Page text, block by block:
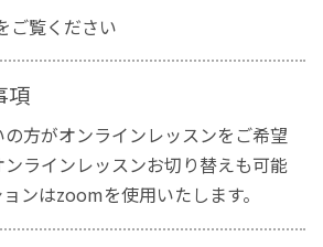
ご覧ください
項
の方がオンラインレッスンをご希望
ラインレッスンお切り替えも可能
ンはzoomを使用いたします。